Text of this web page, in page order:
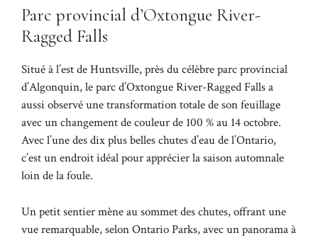
Parc provincial d’Oxtongue River-
Ragged Falls
Situé à l’est de Huntsville, près du célèbre parc provincial
d’Algonquin, le parc d’Oxtongue River-Ragged Falls a
aussi observé une transformation totale de son feuillage
avec un changement de couleur de 100 % au 14 octobre.
Avec l’une des dix plus belles chutes d’eau de l’Ontario,
c’est un endroit idéal pour apprécier la saison automnale
loin de la foule.
Un petit sentier mène au sommet des chutes, offrant une
vue remarquable, selon Ontario Parks, avec un panorama à